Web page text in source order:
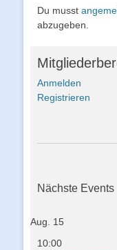
Du musst
abzugeben.
Anmelden
Registrieren
Nächste Events
Aug. 15
10:00